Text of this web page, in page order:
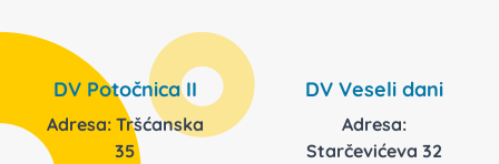
DV Potočnica II
Adresa: Tršćanska
35
DV Veseli dani
Adresa:
Starčevićeva 32